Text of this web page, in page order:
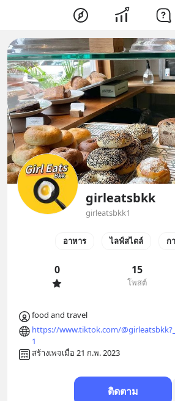
girleatsbkk
girleatsbkk1
อาหาร ไลฟ์สไตล์ ก
0 15
โพสต์
food and travel
https://www.tiktok.com/
1
สร้างเพจเมื่อ 21 ก.พ. 2023
ติดตาม